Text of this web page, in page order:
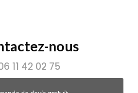
nous
11 42 02 75